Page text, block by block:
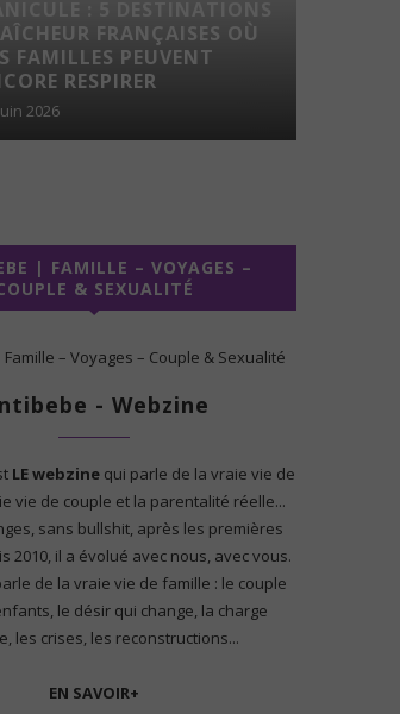
FRANÇAISES OÙ
FAMILLES PEUVENT
RESPIRER
2026
| FAMILLE – VOYAGES –
& SEXUALITÉ
- Webzine
LE webzine qui parle de la vraie vie de
vie de couple et la parentalité réelle...
sans bullshit, après les premières
2010, il a évolué avec nous, avec vous.
de la vraie vie de famille : le couple
le désir qui change, la charge
les crises, les reconstructions...
EN SAVOIR+